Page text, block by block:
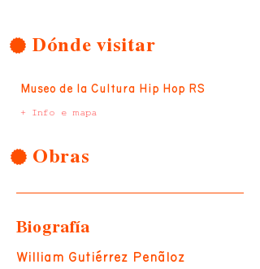
Dónde visitar
Museo de la Cultura Hip Hop RS
+ Info e mapa
Obras
Biografía
William Gutiérrez Penãloz